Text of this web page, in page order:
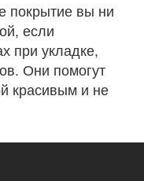
покрытие вы ни
если
при укладке,
Они помогут
красивым и не